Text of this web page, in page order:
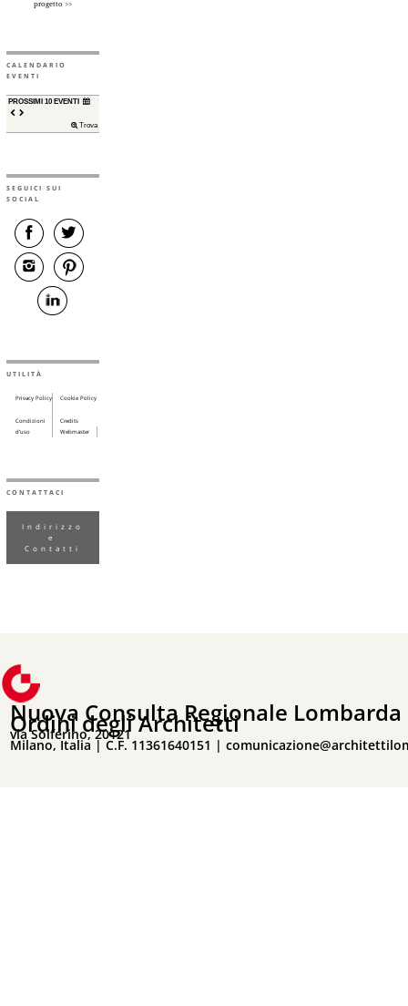
progetto >>
CALENDARIO
EVENTI
PROSSIMI 10 EVENTI
Trova
SEGUICI SUI
SOCIAL
UTILITÀ
Privacy Policy Cookie Policy
Condizioni
d’uso
Credits
Webmaster
CONTATTACI
Indirizzo
e
Contatti
Nuova Consulta Regionale
Ordini degli Architetti
via Solferino, 20121
Milano, Italia | C.F. 11361640151 |